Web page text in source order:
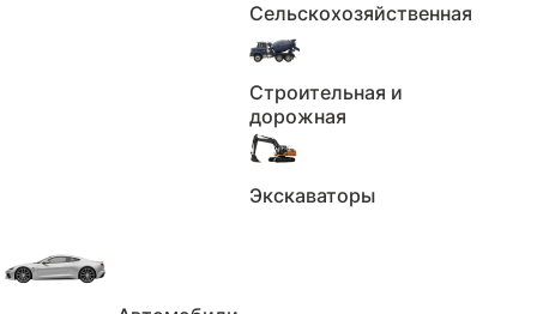
Сельскохозяйственная
Строительная и
дорожная
Экскаваторы